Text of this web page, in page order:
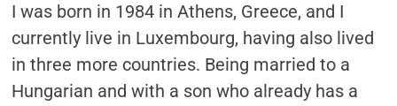
I was born in 1984 in Athens, Greece, and I
currently live in Luxembourg, having also lived
in three more countries. Being married to a
Hungarian and with a son who already has a